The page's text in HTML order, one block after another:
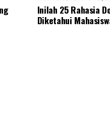
Inilah 25 Rahasia
Diketahui